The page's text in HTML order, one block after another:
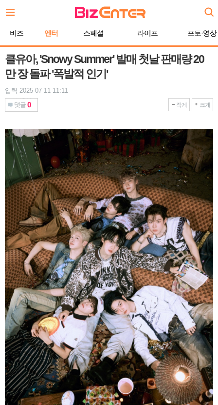
문
비즈 엔터 스페셜 라이프 포토·영상
클유아, 'Snowy Summer' 발매 첫날 판매량 20
만 장 돌파 '폭발적 인기'
입력 2025-07-11 11:11
댓글 0 작게 크게